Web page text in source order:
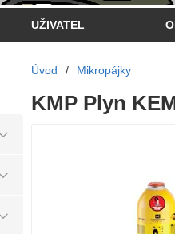
UŽIVATEL
Úvod / Mikropájky
KMP Plyn